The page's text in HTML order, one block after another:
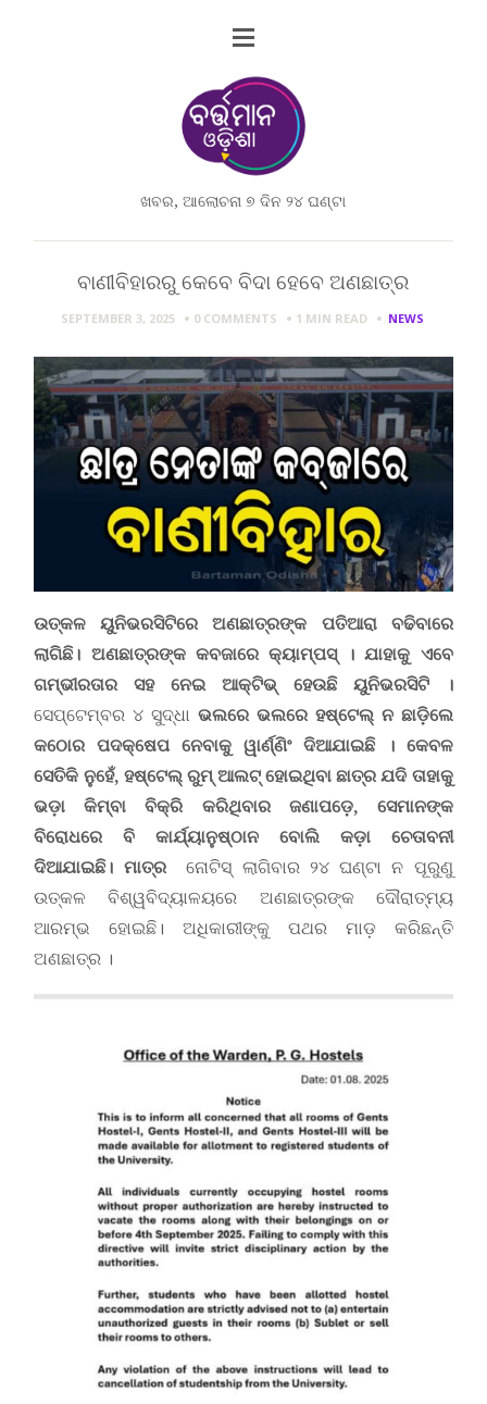
ଖବର, ଆଲୋଚନା ୭ ଦିନ ୨୪ ଘଣ୍ଟା
ବାଣୀବିହାରରୁ କେବେ ବିଦା ହେବେ ଅଣଛାତ୍ର
SEPTEMBER 3, 2025 0 COMMENTS 1 MIN READ NEWS
ଉତ୍କଳ ୟୁନିଭରସିଟିରେ ଅଣଛାତ୍ରଙ୍କ ପତିଆରା ବଢିବାରେ
ଲାଗିଛି। ଅଣଛାତ୍ରଙ୍କ କବଜାରେ କ୍ୟାମ୍ପସ୍ । ଯାହାକୁ ଏବେ
ଗମ୍ଭୀରତାର ସହ ନେଇ ଆକ୍ଟିଭ୍ ହେଉଛି ୟୁନିଭରସିଟି ।
ସେପ୍ଟେମ୍ବର ୪ ସୁଦ୍ଧାଭଲରେ ଭଲରେ ହଷ୍ଟେଲ୍‌ ନ ଛାଡ଼ିଲେ
କଠୋର ପଦକ୍ଷେପ ନେବାକୁ ୱାର୍ଣ୍ଣିଂ ଦିଆଯାଇଛି । କେବଳ
ସେତିକି ନୁହେଁ, ହଷ୍ଟେଲ୍‌ ରୁମ୍‌ ଆଲଟ୍‌ ହୋଇଥିବା ଛାତ୍ର ଯଦି ତାହାକୁ
ଭଡ଼ା କିମ୍ବା ବିକ୍ରି କରିଥିବାର ଜଣାପଡ଼େ, ସେମାନଙ୍କ
ବିରୋଧରେ ବି କାର୍ଯ୍ୟାନୁଷ୍ଠାନ ବୋଲି କଡ଼ା ଚେତାବନୀ
ଦିଆଯାଇଛି। ମାତ୍ର
ନୋଟିସ୍‌ ଲାଗିବାର ୨୪ ଘଣ୍ଟା ନ ପୂରୁଣୁ
ଉତ୍କଳ ବିଶ୍ୱବିଦ୍ୟାଳୟରେ ଅଣଛାତ୍ରଙ୍କ ଦୌରାତ୍ମ୍ୟ
ଆରମ୍ଭ ହୋଇଛି। ଅଧିକାରୀଙ୍କୁ ପଥର ମାଡ଼ କରିଛନ୍ତି
ଅଣଛାତ୍ର ।